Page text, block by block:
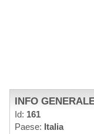
INFO
Id: 161
Paese: Italia